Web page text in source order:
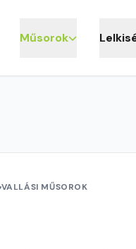
Műsorok
VALLÁSI MŰSOROK